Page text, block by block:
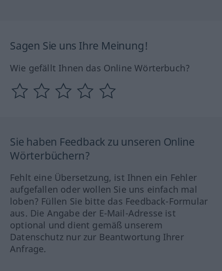
Sagen Sie uns Ihre Meinung!
Wie gefällt Ihnen das Online Wörterbuch?
Sie haben Feedback zu unseren Online
Wörterbüchern?
Fehlt eine Übersetzung, ist Ihnen ein Fehler
aufgefallen oder wollen Sie uns einfach mal
loben? Füllen Sie bitte das Feedback-Formular
aus. Die Angabe der E-Mail-Adresse ist
optional und dient gemäß unserem
Datenschutz nur zur Beantwortung Ihrer
Anfrage.